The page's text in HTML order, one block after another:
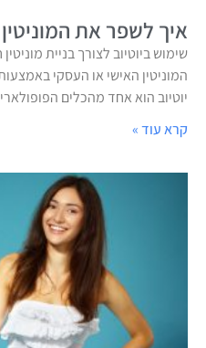
איך לשפר את
שימוש ביוטיוב לצורך בניית
המוניטין האישי או העסקי
יוטיוב הוא אחד מהכלים
קרא עוד »